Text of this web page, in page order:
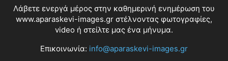
Λάβετε ενεργά μέρος στην καθημερινή ενημέρωση του
www.aparaskevi-images.gr στέλνοντας φωτογραφίες,
video ή στείλτε μας ένα μήνυμα.
Επικοινωνία: info@aparaskevi-images.gr